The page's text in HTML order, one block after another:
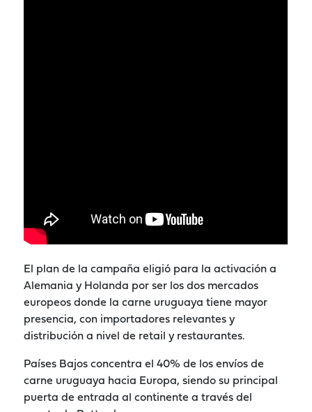
El plan de la campaña eligió para la activación a
Alemania y Holanda por ser los dos mercados
europeos donde la carne uruguaya tiene mayor
presencia, con importadores relevantes y
distribución a nivel de retail y restaurantes.
Países Bajos concentra el 40% de los envíos de
carne uruguaya hacia Europa, siendo su principal
puerta de entrada al continente a través del